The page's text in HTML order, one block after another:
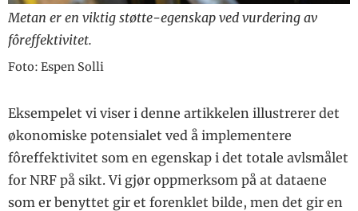
Metan er en viktig støtte-egenskap ved vurdering av
fôreffektivitet.
Foto: Espen Solli
Eksempelet vi viser i denne artikkelen illustrerer det
økonomiske potensialet ved å implementere
fôreffektivitet som en egenskap i det totale avlsmålet
for NRF på sikt. Vi gjør oppmerksom på at dataene
som er benyttet gir et forenklet bilde, men det gir en